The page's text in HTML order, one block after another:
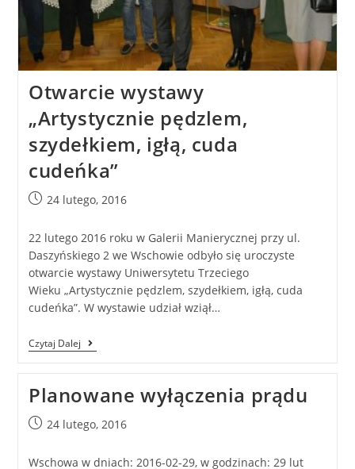
Otwarcie wystawy
„Artystycznie pędzlem,
szydełkiem, igłą, cuda
cudeńka”
24 lutego, 2016
22 lutego 2016 roku w Galerii Manierycznej przy ul.
Daszyńskiego 2 we Wschowie odbyło się uroczyste
otwarcie wystawy Uniwersytetu Trzeciego
Wieku „Artystycznie pędzlem, szydełkiem, igłą, cuda
cudeńka”. W wystawie udział wziął…
Czytaj Dalej
Planowane wyłączenia prądu
24 lutego, 2016
Wschowa w dniach: 2016-02-29, w godzinach: 29 lut